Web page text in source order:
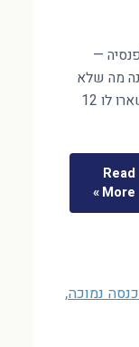
—
מה שלא
נאמר: מי שבאמת בסיכון זה מי שנשארו לו 12
Read
More »